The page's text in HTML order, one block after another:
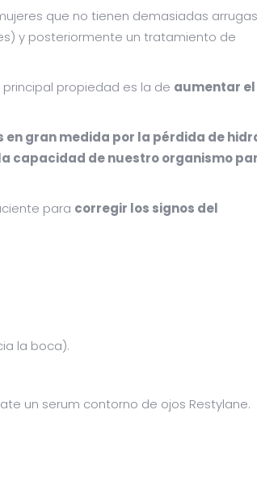
que no tienen demasiadas
y posteriormente un tratamiento de
propiedad es la de aumentar
gran medida por la pérdida de
capacidad de nuestro organismo
para corregir los signos del
la boca).
un serum contorno de ojos Restylane.